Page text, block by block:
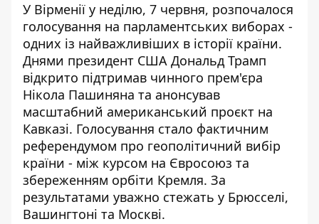
У Вірменії у неділю, 7 червня, розпочалося
голосування на парламентських виборах -
одних із найважливіших в історії країни.
Днями президент США Дональд Трамп
відкрито підтримав чинного прем'єра
Нікола Пашиняна та анонсував
масштабний американський проєкт на
Кавказі. Голосування стало фактичним
референдумом про геополітичний вибір
країни - між курсом на Євросоюз та
збереженням орбіти Кремля. За
результатами уважно стежать у Брюсселі,
Вашингтоні та Москві.